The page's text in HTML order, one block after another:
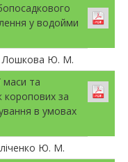
у водойми
Лошкова Ю. М.
маси та
коропових за
в умовах
Ю. М.